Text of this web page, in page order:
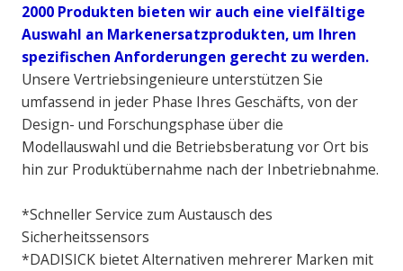
2000 Produkten bieten wir auch eine vielfältige
Auswahl an Markenersatzprodukten, um Ihren
spezifischen Anforderungen gerecht zu werden.
Unsere Vertriebsingenieure unterstützen Sie
umfassend in jeder Phase Ihres Geschäfts, von der
Design- und Forschungsphase über die
Modellauswahl und die Betriebsberatung vor Ort bis
hin zur Produktübernahme nach der Inbetriebnahme.
*Schneller Service zum Austausch des
Sicherheitssensors
*DADISICK bietet Alternativen mehrerer Marken mit